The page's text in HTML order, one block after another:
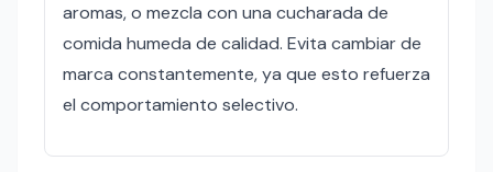
aromas, o mezcla con una cucharada de
comida humeda de calidad. Evita cambiar de
marca constantemente, ya que esto refuerza
el comportamiento selectivo.